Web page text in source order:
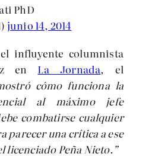
PhD
junio 14, 2014
influyente columnista
en La Jornada, el
cómo funciona la
al máximo jefe
combatirse cualquier
parecer una crítica a ese
licenciado Peña Nieto.”